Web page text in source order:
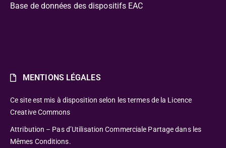
Base de données des dispositifs EAC
MENTIONS LÉGALES
Ce site est mis à disposition selon les termes de la Licence
Creative Commons
Attribution – Pas d’Utilisation Commerciale Partage dans les
Mêmes Conditions.